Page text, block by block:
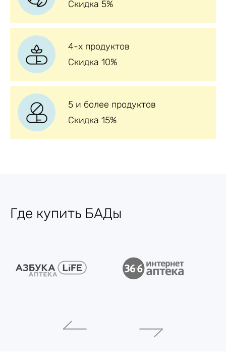
Скидка 5%
4-х продуктов
Скидка 10%
5 и более продуктов
Скидка 15%
Где купить БАДы